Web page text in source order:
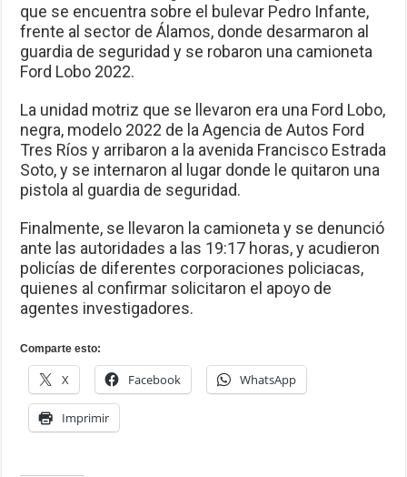
que se encuentra sobre el bulevar Pedro Infante,
frente al sector de Álamos, donde desarmaron al
guardia de seguridad y se robaron una camioneta
Ford Lobo 2022.
La unidad motriz que se llevaron era una Ford Lobo,
negra, modelo 2022 de la Agencia de Autos Ford
Tres Ríos y arribaron a la avenida Francisco Estrada
Soto, y se internaron al lugar donde le quitaron una
pistola al guardia de seguridad.
Finalmente, se llevaron la camioneta y se denunció
ante las autoridades a las 19:17 horas, y acudieron
policías de diferentes corporaciones policiacas,
quienes al confirmar solicitaron el apoyo de
agentes investigadores.
Comparte esto:
X Facebook WhatsApp
Imprimir